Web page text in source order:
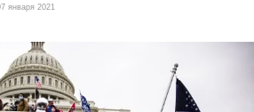
января 2021